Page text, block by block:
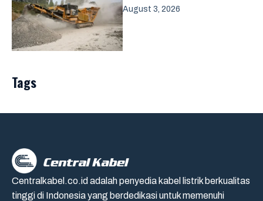
August 3, 2026
Tags
Centralkabel.co.id adalah penyedia kabel listrik berkualitas
tinggi di Indonesia yang berdedikasi untuk memenuhi